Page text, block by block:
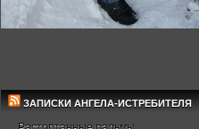
ЗАПИСКИ АНГЕЛА-ИСТРЕБИТЕЛЯ